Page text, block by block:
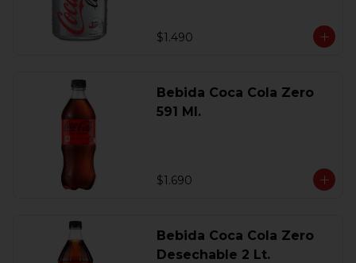
$1.490
Bebida Coca Cola Zero
591 Ml.
$1.690
Bebida Coca Cola Zero
Desechable 2 Lt.